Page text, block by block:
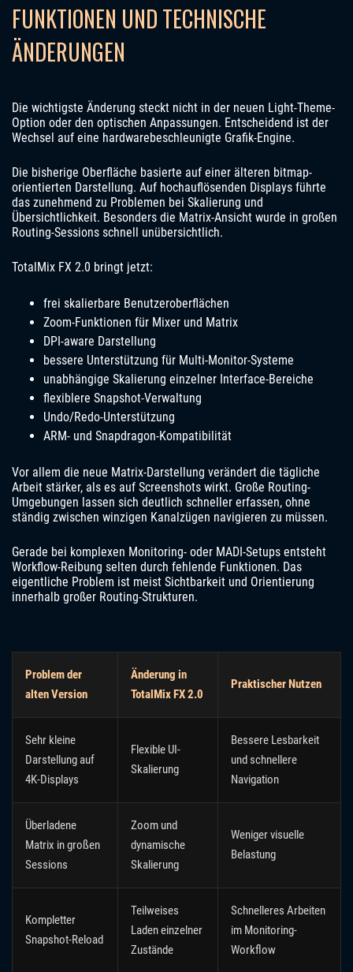
FUNKTIONEN UND TECHNISCHE
ÄNDERUNGEN
Die wichtigste Änderung steckt nicht in der neuen Light-Theme-
Option oder den optischen Anpassungen. Entscheidend ist der
Wechsel auf eine hardwarebeschleunigte Grafik-Engine.
Die bisherige Oberfläche basierte auf einer älteren bitmap-
orientierten Darstellung. Auf hochauflösenden Displays führte
das zunehmend zu Problemen bei Skalierung und
Übersichtlichkeit. Besonders die Matrix-Ansicht wurde in großen
Routing-Sessions schnell unübersichtlich.
TotalMix FX 2.0 bringt jetzt:
frei skalierbare Benutzeroberflächen
Zoom-Funktionen für Mixer und Matrix
DPI-aware Darstellung
bessere Unterstützung für Multi-Monitor-Systeme
unabhängige Skalierung einzelner Interface-Bereiche
flexiblere Snapshot-Verwaltung
Undo/Redo-Unterstützung
ARM- und Snapdragon-Kompatibilität
Vor allem die neue Matrix-Darstellung verändert die tägliche
Arbeit stärker, als es auf Screenshots wirkt. Große Routing-
Umgebungen lassen sich deutlich schneller erfassen, ohne
ständig zwischen winzigen Kanalzügen navigieren zu müssen.
Gerade bei komplexen Monitoring- oder MADI-Setups entsteht
Workflow-Reibung selten durch fehlende Funktionen. Das
eigentliche Problem ist meist Sichtbarkeit und Orientierung
innerhalb großer Routing-Strukturen.
Problem der
alten Version
Änderung in
TotalMix FX 2.0
Praktischer Nutzen
Sehr kleine
Darstellung auf
4K-Displays
Flexible UI-
Skalierung
Bessere Lesbarkeit
und schnellere
Navigation
Überladene
Matrix in großen
Sessions
Zoom und
dynamische
Skalierung
Weniger visuelle
Belastung
Kompletter
Snapshot-Reload
Teilweises
Laden einzelner
Zustände
Schnelleres Arbeiten
im Monitoring-
Workflow